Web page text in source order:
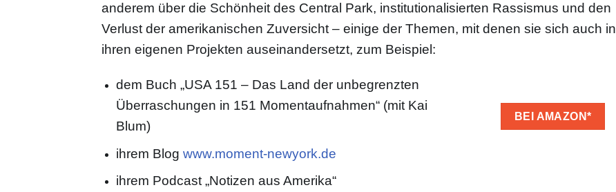
anderem über die Schönheit des Central Park, institutionalisierten Rassismus und den
Verlust der amerikanischen Zuversicht – einige der Themen, mit denen sie sich auch in
ihren eigenen Projekten auseinandersetzt, zum Beispiel:
dem Buch „USA 151 – Das Land der unbegrenzten
Überraschungen in 151 Momentaufnahmen“ (mit Kai
Blum)
ihrem Blog www.moment-newyork.de
ihrem Podcast „Notizen aus Amerika“
BEI AMAZON*